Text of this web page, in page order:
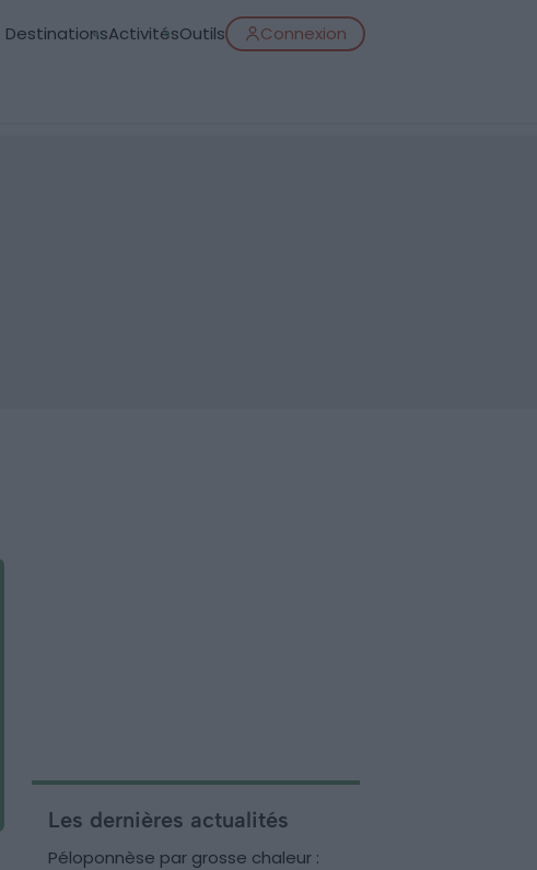
DestinationsActivitésOutils Connexion
Les dernières actualités
Péloponnèse par grosse chaleur :